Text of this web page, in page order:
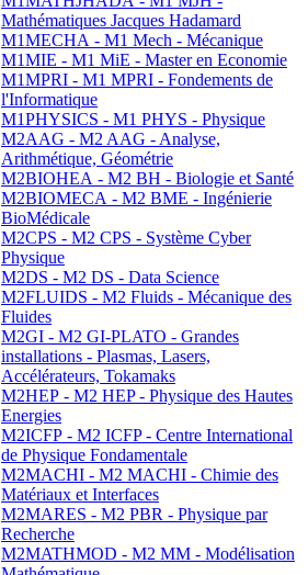
Mathématiques Jacques Hadamard
M1MECHA - M1 Mech - Mécanique
M1MIE - M1 MiE - Master en Economie
M1MPRI - M1 MPRI - Fondements de
l'Informatique
M1PHYSICS - M1 PHYS - Physique
M2AAG - M2 AAG - Analyse,
Arithmétique, Géométrie
M2BIOHEA - M2 BH - Biologie et Santé
M2BIOMECA - M2 BME - Ingénierie
BioMédicale
M2CPS - M2 CPS - Système Cyber
Physique
M2DS - M2 DS - Data Science
M2FLUIDS - M2 Fluids - Mécanique des
Fluides
M2GI - M2 GI-PLATO - Grandes
installations - Plasmas, Lasers,
Accélérateurs, Tokamaks
M2HEP - M2 HEP - Physique des Hautes
Energies
M2ICFP - M2 ICFP - Centre International
de Physique Fondamentale
M2MACHI - M2 MACHI - Chimie des
Matériaux et Interfaces
M2MARES - M2 PBR - Physique par
Recherche
M2MATHMOD - M2 MM - Modélisation